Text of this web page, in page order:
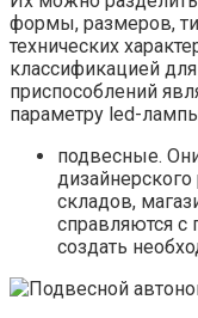
формы, размеров,
технических
классификацией
приспособлений
параметру led-
подвесные.
складов,
справляются с
создать